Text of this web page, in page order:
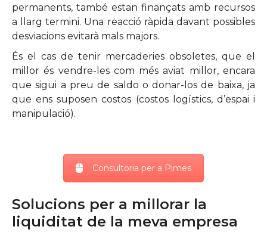
permanents, també estan finançats amb recursos
a llarg termini. Una reacció ràpida davant possibles
desviacions evitarà mals majors.
És el cas de tenir mercaderies obsoletes, que el
millor és vendre-les com més aviat millor, encara
que sigui a preu de saldo o donar-los de baixa, ja
que ens suposen costos (costos logístics, d’espai i
manipulació).
Consultoria per a Pimes
Solucions per a millorar la
liquiditat de la meva empresa